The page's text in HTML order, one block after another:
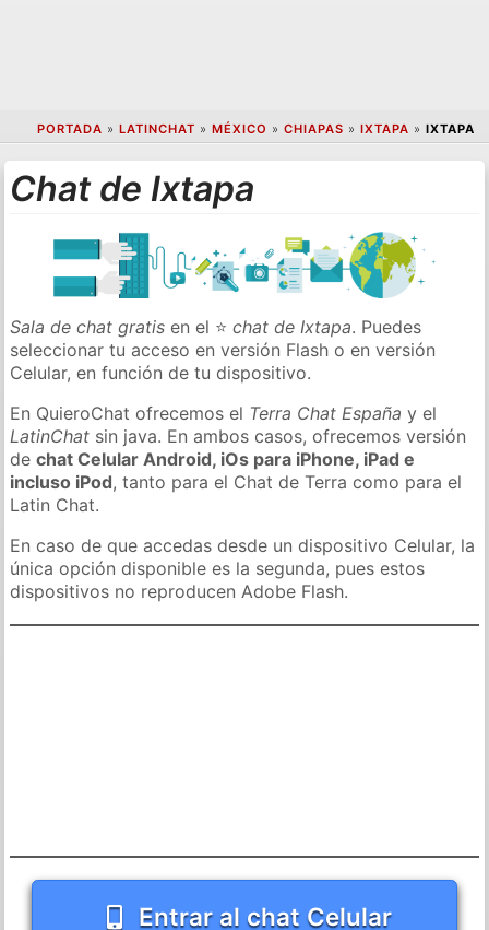
PORTADA » LATINCHAT » MÉXICO » CHIAPAS » IXTAPA » IXTAPA
Chat de Ixtapa
Sala de chat gratis en el ⭐chat de Ixtapa. Puedes
seleccionar tu acceso en versión Flash o en versión
Celular, en función de tu dispositivo.
En QuieroChat ofrecemos el Terra Chat España y el
LatinChat sin java. En ambos casos, ofrecemos versión
dechat Celular Android, iOs para iPhone, iPad e
incluso iPod, tanto para el Chat de Terra como para el
Latin Chat.
En caso de que accedas desde un dispositivo Celular, la
única opción disponible es la segunda, pues estos
dispositivos no reproducen Adobe Flash.
Entrar al chat Celular